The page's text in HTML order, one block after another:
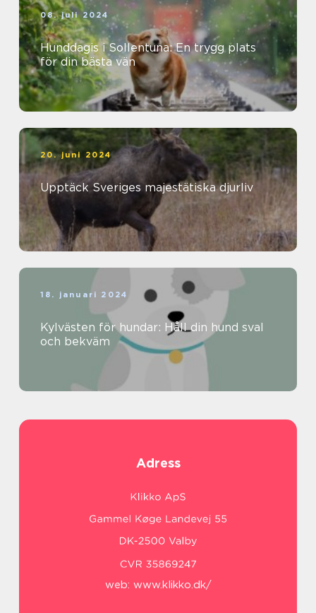
08. juli 2024
Hunddagis i Sollentuna: En trygg plats
för din bästa vän
20. juni 2024
Upptäck Sveriges majestätiska djurliv
18. januari 2024
Kylvästen för hundar: Håll din hund sval
och bekväm
Adress
web: www.klikko.dk/